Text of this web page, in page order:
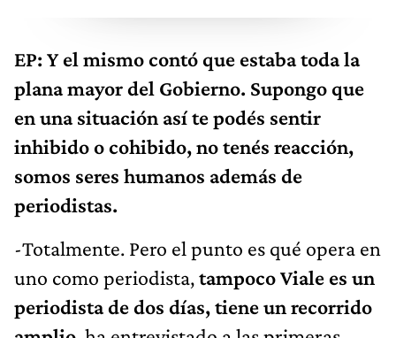
EP: Y el mismo contó que estaba toda la
plana mayor del Gobierno. Supongo que
en una situación así te podés sentir
inhibido o cohibido, no tenés reacción,
somos seres humanos además de
periodistas.
-Totalmente. Pero el punto es qué opera en
uno como periodista,tampoco Viale es un
periodista de dos días, tiene un recorrido